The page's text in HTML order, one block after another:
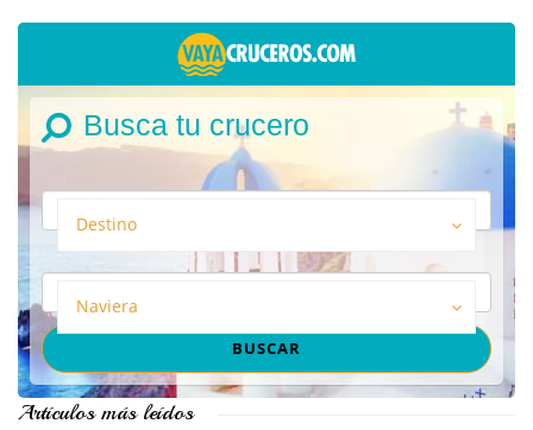
Busca tu crucero
Destino
Naviera
Artículos más leídos